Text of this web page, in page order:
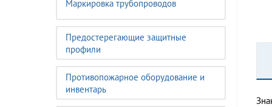
Маркировка трубопроводов
Предостерегающие защитные
профили
Противопожарное оборудование и
инвентарь